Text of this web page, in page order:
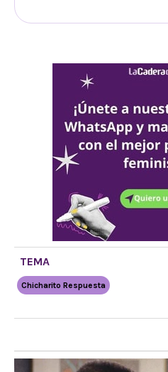
TEMA
Chicharito Respuesta